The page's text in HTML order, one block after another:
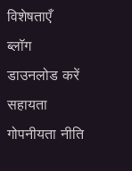
विशेषताएँ
ब्लॉग
डाउनलोड करें
सहायता
गोपनीयता नीति